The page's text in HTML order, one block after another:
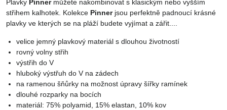
Plavky Pinnermůžete nakombinovat s klasickým nebo vyšším
střihem kalhotek. Kolekce Pinnerjsou perfektně padnoucí krásné
plavky ve kterých se na pláží budete vyjímat a zářit....
velice jemný plavkový materiál s dlouhou životností
rovný volny střih
výstřih do V
hluboký výstřuh do V na zádech
na ramenou šňůrky na možnost úpravy šířky ramínek
dlouhé rozparky na bocích
materiál: 75% polyamid, 15% elastan, 10% kov